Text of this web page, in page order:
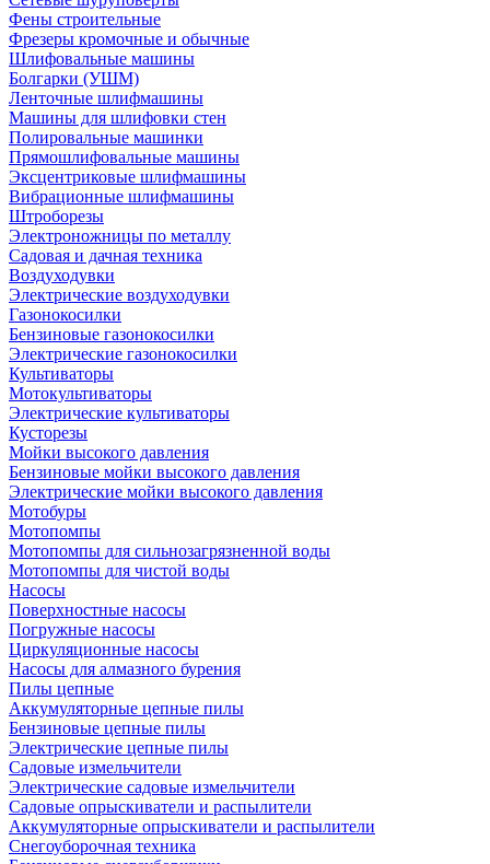
Фены строительные
Фрезеры кромочные и обычные
Шлифовальные машины
Болгарки (УШМ)
Ленточные шлифмашины
Машины для шлифовки стен
Полировальные машинки
Прямошлифовальные машины
Эксцентриковые шлифмашины
Вибрационные шлифмашины
Штроборезы
Электроножницы по металлу
Садовая и дачная техника
Воздуходувки
Электрические воздуходувки
Газонокосилки
Бензиновые газонокосилки
Электрические газонокосилки
Культиваторы
Мотокультиваторы
Электрические культиваторы
Кусторезы
Мойки высокого давления
Бензиновые мойки высокого давления
Электрические мойки высокого давления
Мотобуры
Мотопомпы
Мотопомпы для сильнозагрязненной воды
Мотопомпы для чистой воды
Насосы
Поверхностные насосы
Погружные насосы
Циркуляционные насосы
Насосы для алмазного бурения
Пилы цепные
Аккумуляторные цепные пилы
Бензиновые цепные пилы
Электрические цепные пилы
Садовые измельчители
Электрические садовые измельчители
Садовые опрыскиватели и распылители
Аккумуляторные опрыскиватели и распылители
Снегоуборочная техника